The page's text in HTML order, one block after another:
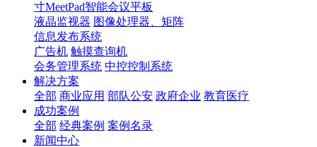
寸MeetPad智能会议平板
液晶监视器 图像处理器、矩阵
信息发布系统
广告机 触摸查询机
会务管理系统 中控控制系统
解决方案
全部 商业应用 部队公安 政府企业 教育医疗
成功案例
全部 经典案例 案例名录
新闻中心